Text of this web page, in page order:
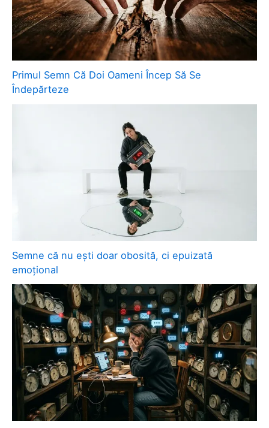
Primul Semn Că Doi Oameni Încep Să Se
Îndepărteze
Semne că nu ești doar obosită, ci epuizată
emoțional